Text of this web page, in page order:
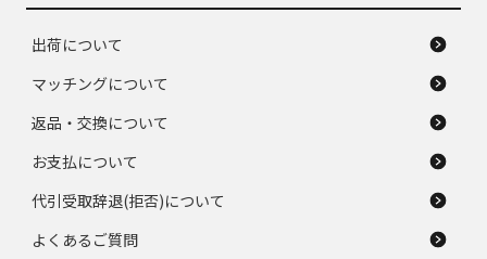
出荷について
マッチングについて
返品・交換について
お支払について
代引受取辞退(拒否)について
よくあるご質問